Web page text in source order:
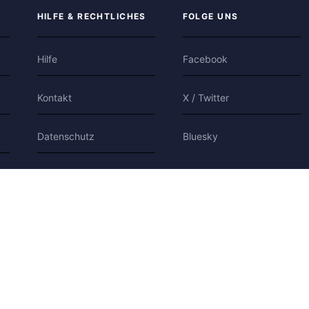
HILFE & RECHTLICHES
Hilfe
Kontakt
Datenschutz
FOLGE UNS
Facebook
X / Twitter
Bluesky